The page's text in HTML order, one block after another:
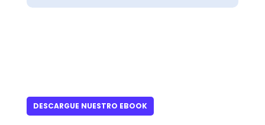
DESCARGUE NUESTRO EBOOK